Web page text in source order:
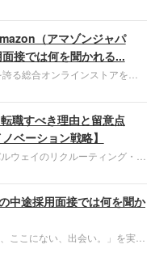
企業をご紹介します。今回はク
ットフォームを提供する
ブスポット・ジャパン）株式会
策の企業研究にご活用くださ
（アマゾンジャパ
接では何を聞かれる...
る総合オンラインストアを運
つAmazon。中途採用面接では
成果やリーダーシップの発揮、
視され、人間性やカルチャーフ
なり、長期的に成長できる仲間
審査されます。
職すべき理由と留意点
ベーション戦略】
ウェイのリクルーティング・パ
企業口コミサイト「キャリコ
ントがお勧めするイチオシ企業
対策の企業研究にご活用くださ
中途採用面接では何を聞か
ここにない、出会い。」を実現